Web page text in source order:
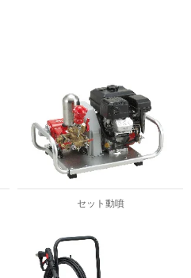
セット動噴